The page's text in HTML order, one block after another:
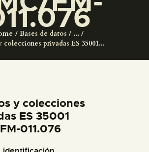
Bases de datos
...
colecciones privadas ES 35001...
y colecciones
ES 35001
011.076